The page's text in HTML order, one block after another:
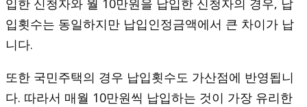
입횟수는 동일하지만 납입인정금액에서 큰 차이가 납
니다.
또한 국민주택의 경우 납입횟수도 가산점에 반영됩니
다. 따라서 매월 10만원씩 납입하는 것이 가장 유리한